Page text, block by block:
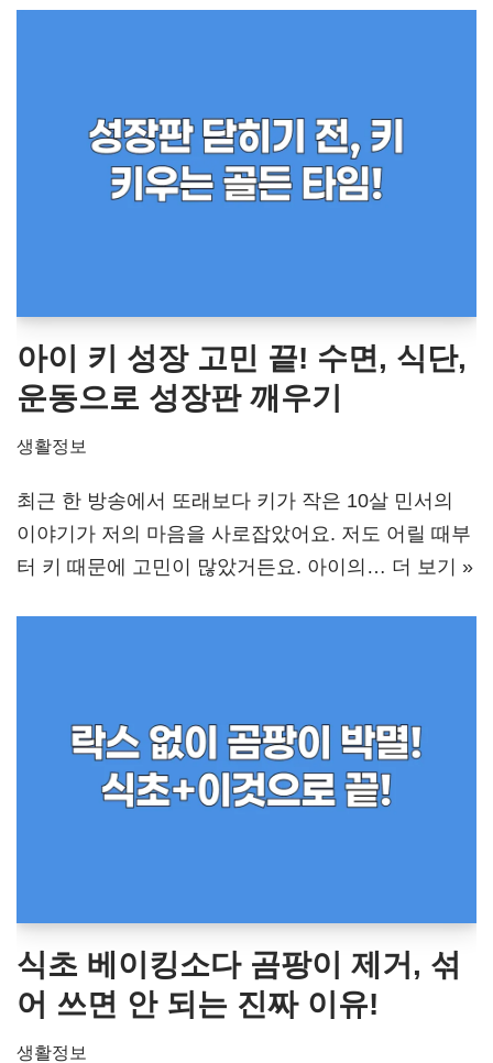
아이 키 성장 고민 끝! 수면, 식단,
운동으로 성장판 깨우기
생활정보
최근 한 방송에서 또래보다 키가 작은 10살 민서의
이야기가 저의 마음을 사로잡았어요. 저도 어릴 때부
터 키 때문에 고민이 많았거든요. 아이의… 더 보기 »
식초 베이킹소다 곰팡이 제거, 섞
어 쓰면 안 되는 진짜 이유!
생활정보